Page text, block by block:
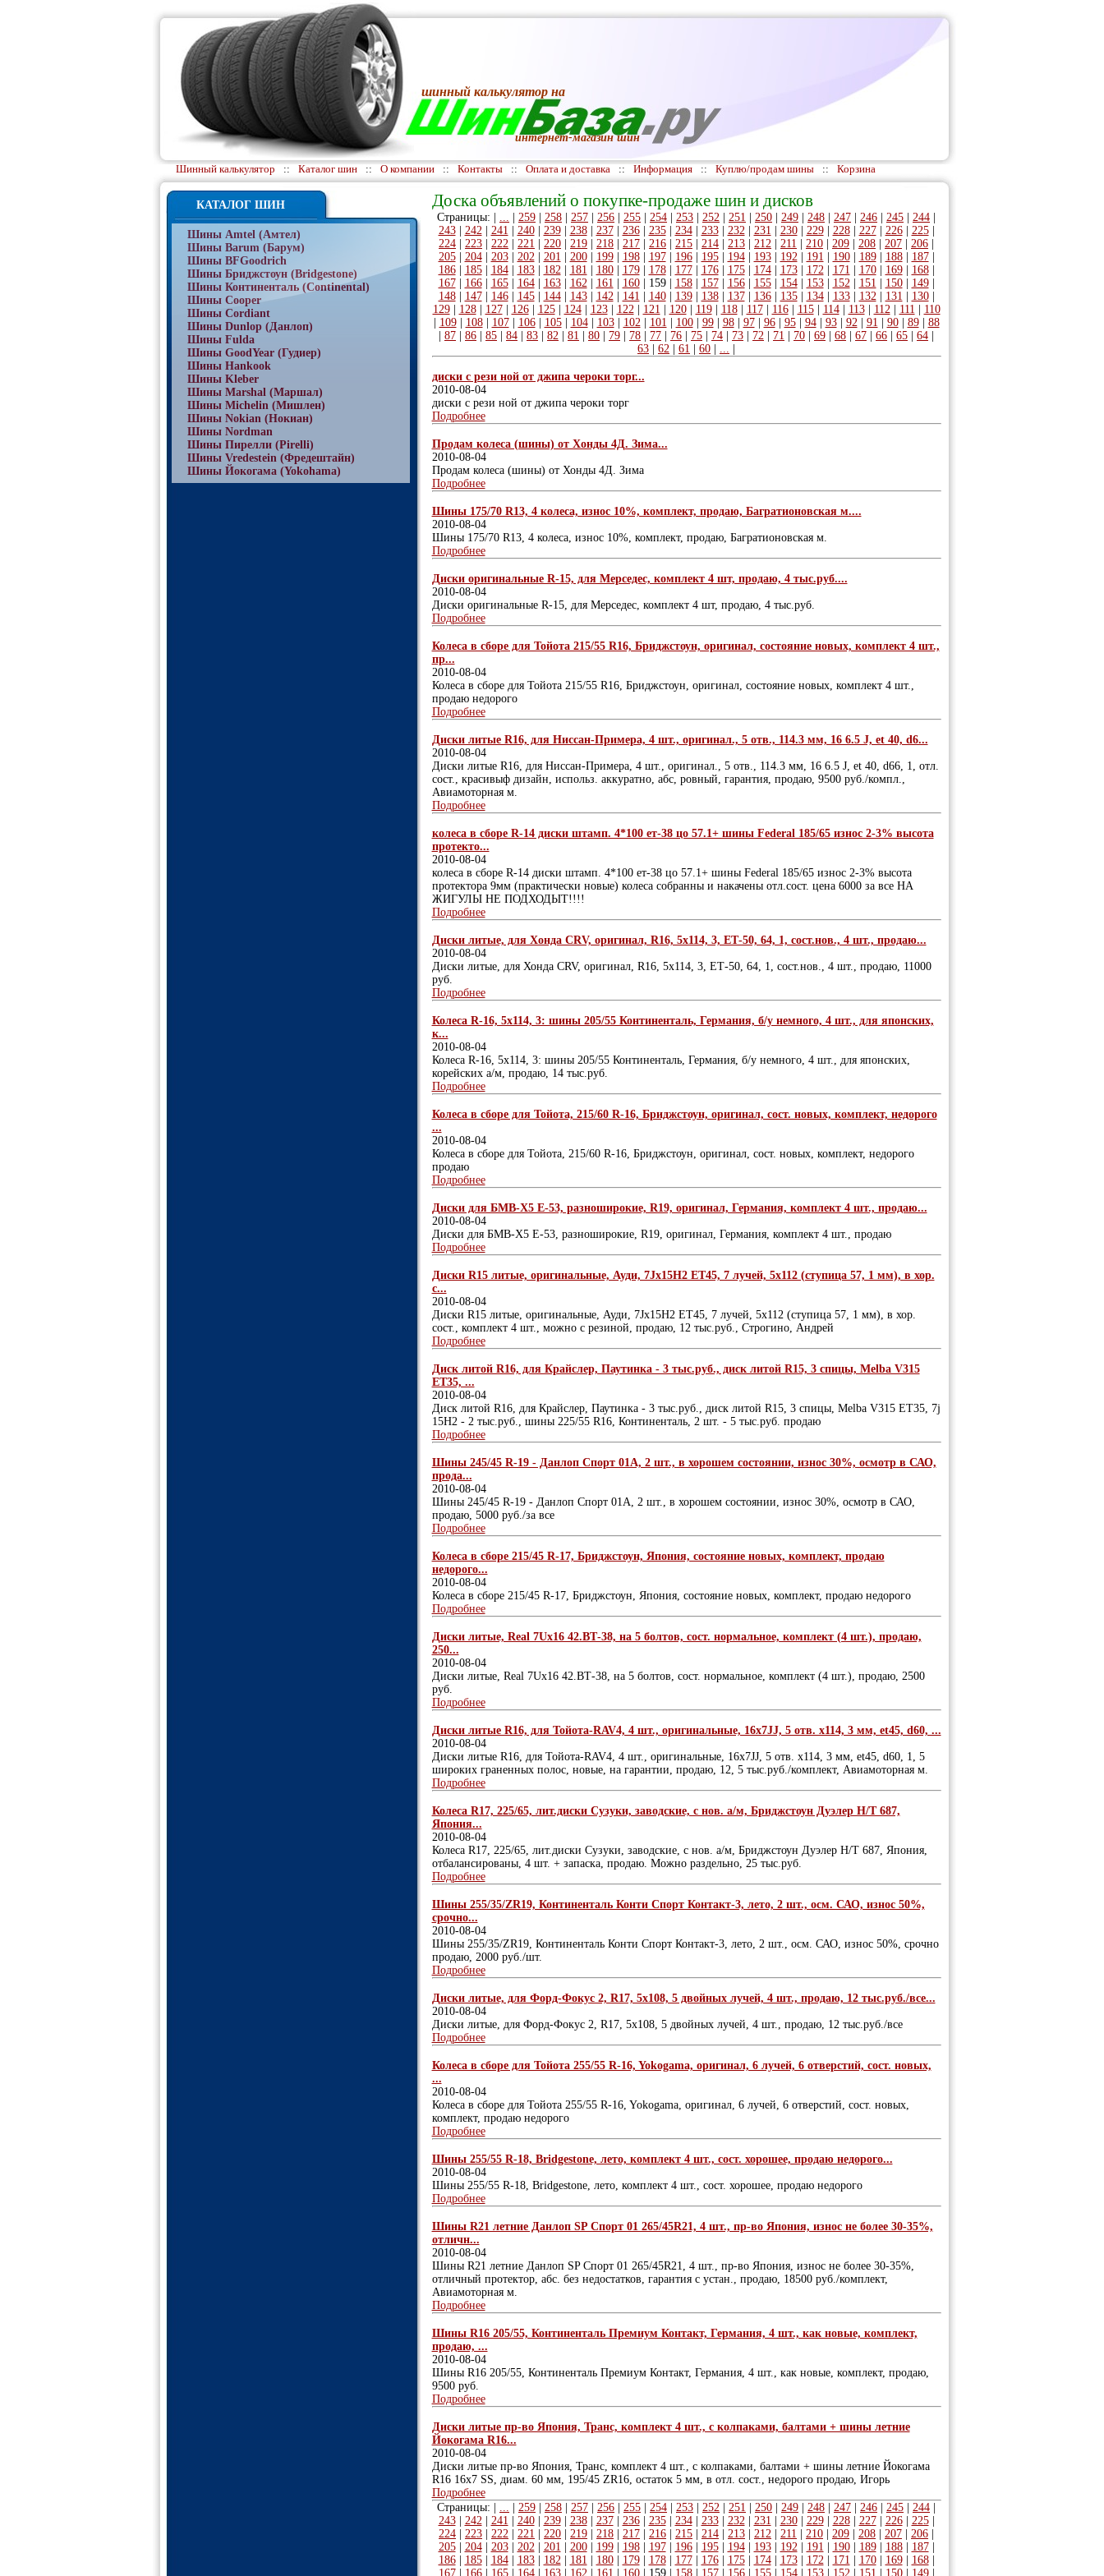
шинный калькуляторна
интернет-магазин шин
Шинный калькулятор :: Каталог шин :: О компании :: Контакты :: Оплата и доставка :: Информация :: Куплю/продам шины :: Корзина
КАТАЛОГ ШИН
Шины Amtel (Амтел)
Шины Barum (Барум)
Шины BFGoodrich
Шины Бриджстоун (Bridgestone)
Шины Континенталь (Continental)
Шины Cooper
Шины Cordiant
Шины Dunlop (Данлоп)
Шины Fulda
Шины GoodYear (Гудиер)
Шины Hankook
Шины Kleber
Шины Marshal (Маршал)
Шины Michelin (Мишлен)
Шины Nokian (Нокиан)
Шины Nordman
Шины Пирелли (Pirelli)
Шины Vredestein (Фредештайн)
Шины Йокогама (Yokohama)
Доска объявлений о покупке-продаже шин и дисков
Страницы: | ... 259 258 257 256 255 254 253 252 251 250 249 248 247 246 245 244
243| 242| 241 240| 239| 238| 237| 236| 235| 234| 233| 232| 231 230| 229| 228| 227| 226| 225|
224
223 222 221 220 219 218 217 216 215 214 213 212 211 210 209 208 207 206
205| 204| 203| 202| 201 200| 199| 198| 197| 196| 195| 194| 193| 192| 191 190| 189| 188| 187|
186| 185| 184| 183| 182| 181 180| 179| 178| 177| 176| 175| 174| 173| 172| 171 170| 169| 168|
167| 166| 165| 164| 163| 162| 161 160| 159| 158| 157| 156| 155| 154| 153| 152| 151 150| 149|
148| 147| 146| 145| 144| 143| 142| 141 140| 139| 138| 137| 136| 135| 134| 133| 132| 131 130|
129| 128| 127| 126| 125| 124| 123| 122| 121 120| 119| 118| 117| 116| 115| 114| 113| 112| 111
110
109| 108| 107| 106| 105| 104| 103| 102| 101 100| 99| 98| 97| 96| 95| 94| 93| 92| 91 90| 89| 88
87 86 85 84 83 82 81 80 79 78 77 76 75 74 73 72 71 70 69 68 67 66 65 64
63
62 61 60 ...
диски с рези ной от джипа чероки торг...
2010-08-04
диски с рези ной от джипа чероки торг
Подробнее
Продам колеса (шины) от Хонды 4Д. Зима...
2010-08-04
Продам колеса (шины) от Хонды 4Д. Зима
Подробнее
Шины 175/70 R13, 4 колеса, износ 10%, комплект, продаю, Багратионовская м....
2010-08-04
Шины 175/70 R13, 4 колеса, износ 10%, комплект, продаю, Багратионовская м.
Подробнее
Диски оригинальные R-15, для Мерседес, комплект 4 шт, продаю, 4 тыс.руб....
2010-08-04
Диски оригинальные R-15, для Мерседес, комплект 4 шт, продаю, 4 тыс.руб.
Подробнее
Колеса в сборе для Тойота 215/55 R16, Бриджстоун, оригинал, состояние новых, комплект 4 шт.,
пр...
2010-08-04
Колеса в сборе для Тойота 215/55 R16, Бриджстоун, оригинал, состояние новых, комплект 4 шт.,
продаю недорого
Подробнее
Диски литые R16, для Ниссан-Примера, 4 шт., оригинал., 5 отв., 114.3 мм, 16 6.5 J, et 40, d6...
2010-08-04
Диски литые R16, для Ниссан-Примера, 4 шт., оригинал., 5 отв., 114.3 мм, 16 6.5 J, et 40, d66, 1, отл.
сост., красивыф дизайн, использ. аккуратно, абс, ровный, гарантия, продаю, 9500 руб./компл.,
Авиамоторная м.
Подробнее
колеса в сборе R-14 диски штамп. 4*100 ет-38 цо 57.1+ шины Federal 185/65 износ 2-3% высота
протекто...
2010-08-04
колеса в сборе R-14 диски штамп. 4*100 ет-38 цо 57.1+ шины Federal 185/65 износ 2-3% высота
протектора 9мм (практически новые) колеса собранны и накачены отл.сост. цена 6000 за все НА
ЖИГУЛЫ НЕ ПОДХОДЫТ!!!!
Подробнее
Диски литые, для Хонда CRV, оригинал, R16, 5х114, 3, ЕТ-50, 64, 1, сост.нов., 4 шт., продаю...
2010-08-04
Диски литые, для Хонда CRV, оригинал, R16, 5х114, 3, ЕТ-50, 64, 1, сост.нов., 4 шт., продаю, 11000
руб.
Подробнее
Колеса R-16, 5х114, 3: шины 205/55 Континенталь, Германия, б/у немного, 4 шт., для японских,
к...
2010-08-04
Колеса R-16, 5х114, 3: шины 205/55 Континенталь, Германия, б/у немного, 4 шт., для японских,
корейских а/м, продаю, 14 тыс.руб.
Подробнее
Колеса в сборе для Тойота, 215/60 R-16, Бриджстоун, оригинал, сост. новых, комплект, недорого
...
2010-08-04
Колеса в сборе для Тойота, 215/60 R-16, Бриджстоун, оригинал, сост. новых, комплект, недорого
продаю
Подробнее
Диски для БМВ-Х5 Е-53, разноширокие, R19, оригинал, Германия, комплект 4 шт., продаю...
2010-08-04
Диски для БМВ-Х5 Е-53, разноширокие, R19, оригинал, Германия, комплект 4 шт., продаю
Подробнее
Диски R15 литые, оригинальные, Ауди, 7Jх15Н2 ЕТ45, 7 лучей, 5х112 (ступица 57, 1 мм), в хор.
с...
2010-08-04
Диски R15 литые, оригинальные, Ауди, 7Jх15Н2 ЕТ45, 7 лучей, 5х112 (ступица 57, 1 мм), в хор.
сост., комплект 4 шт., можно с резиной, продаю, 12 тыс.руб., Строгино, Андрей
Подробнее
Диск литой R16, для Крайслер, Паутинка - 3 тыс.руб., диск литой R15, 3 спицы, Melba V315
ЕТ35, ...
2010-08-04
Диск литой R16, для Крайслер, Паутинка - 3 тыс.руб., диск литой R15, 3 спицы, Melba V315 ЕТ35, 7j
15Н2 - 2 тыс.руб., шины 225/55 R16, Континенталь, 2 шт. - 5 тыс.руб. продаю
Подробнее
Шины 245/45 R-19 - Данлоп Спорт 01А, 2 шт., в хорошем состоянии, износ 30%, осмотр в САО,
прода...
2010-08-04
Шины 245/45 R-19 - Данлоп Спорт 01А, 2 шт., в хорошем состоянии, износ 30%, осмотр в САО,
продаю, 5000 руб./за все
Подробнее
Колеса в сборе 215/45 R-17, Бриджстоун, Япония, состояние новых, комплект, продаю
недорого...
2010-08-04
Колеса в сборе 215/45 R-17, Бриджстоун, Япония, состояние новых, комплект, продаю недорого
Подробнее
Диски литые, Real 7Uх16 42.ВТ-38, на 5 болтов, сост. нормальное, комплект (4 шт.), продаю,
250...
2010-08-04
Диски литые, Real 7Uх16 42.ВТ-38, на 5 болтов, сост. нормальное, комплект (4 шт.), продаю, 2500
руб.
Подробнее
Диски литые R16, для Тойота-RAV4, 4 шт., оригинальные, 16х7JJ, 5 отв. х114, 3 мм, et45, d60, ...
2010-08-04
Диски литые R16, для Тойота-RAV4, 4 шт., оригинальные, 16х7JJ, 5 отв. х114, 3 мм, et45, d60, 1, 5
широких граненных полос, новые, на гарантии, продаю, 12, 5 тыс.руб./комплект, Авиамоторная м.
Подробнее
Колеса R17, 225/65, лит.диски Сузуки, заводские, с нов. а/м, Бриджстоун Дуэлер Н/Т 687,
Япония...
2010-08-04
Колеса R17, 225/65, лит.диски Сузуки, заводские, с нов. а/м, Бриджстоун Дуэлер Н/Т 687, Япония,
отбалансированы, 4 шт. + запаска, продаю. Можно раздельно, 25 тыс.руб.
Подробнее
Шины 255/35/ZR19, Континенталь Конти Спорт Контакт-3, лето, 2 шт., осм. САО, износ 50%,
срочно...
2010-08-04
Шины 255/35/ZR19, Континенталь Конти Спорт Контакт-3, лето, 2 шт., осм. САО, износ 50%, срочно
продаю, 2000 руб./шт.
Подробнее
Диски литые, для Форд-Фокус 2, R17, 5х108, 5 двойных лучей, 4 шт., продаю, 12 тыс.руб./все...
2010-08-04
Диски литые, для Форд-Фокус 2, R17, 5х108, 5 двойных лучей, 4 шт., продаю, 12 тыс.руб./все
Подробнее
Колеса в сборе для Тойота 255/55 R-16, Yokogama, оригинал, 6 лучей, 6 отверстий, сост. новых,
...
2010-08-04
Колеса в сборе для Тойота 255/55 R-16, Yokogama, оригинал, 6 лучей, 6 отверстий, сост. новых,
комплект, продаю недорого
Подробнее
Шины 255/55 R-18, Bridgestone, лето, комплект 4 шт., сост. хорошее, продаю недорого...
2010-08-04
Шины 255/55 R-18, Bridgestone, лето, комплект 4 шт., сост. хорошее, продаю недорого
Подробнее
Шины R21 летние Данлоп SP Спорт 01 265/45R21, 4 шт., пр-во Япония, износ не более 30-35%,
отличн...
2010-08-04
Шины R21 летние Данлоп SP Спорт 01 265/45R21, 4 шт., пр-во Япония, износ не более 30-35%,
отличный протектор, абс. без недостатков, гарантия с устан., продаю, 18500 руб./комплект,
Авиамоторная м.
Подробнее
Шины R16 205/55, Континенталь Премиум Контакт, Германия, 4 шт., как новые, комплект,
продаю, ...
2010-08-04
Шины R16 205/55, Континенталь Премиум Контакт, Германия, 4 шт., как новые, комплект, продаю,
9500 руб.
Подробнее
Диски литые пр-во Япония, Транс, комплект 4 шт., с колпаками, балтами + шины летние
Йокогама R16...
2010-08-04
Диски литые пр-во Япония, Транс, комплект 4 шт., с колпаками, балтами + шины летние Йокогама
R16 16х7 SS, диам. 60 мм, 195/45 ZR16, остаток 5 мм, в отл. сост., недорого продаю, Игорь
Подробнее
Страницы: | ... 259 258 257 256 255 254 253 252 251 250 249 248 247 246 245 244
243| 242| 241 240| 239| 238| 237| 236| 235| 234| 233| 232| 231 230| 229| 228| 227| 226| 225|
224
223 222 221 220 219 218 217 216 215 214 213 212 211 210 209 208 207 206
205| 204| 203| 202| 201 200| 199| 198| 197| 196| 195| 194| 193| 192| 191 190| 189| 188| 187|
186| 185| 184| 183| 182| 181 180| 179| 178| 177| 176| 175| 174| 173| 172| 171 170| 169| 168|
167| 166| 165| 164| 163| 162 161 160| 159| 158| 157| 156| 155| 154| 153| 152 151 150| 149|